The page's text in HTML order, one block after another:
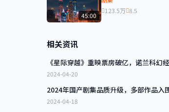
45:00
123.5万 8.5
相关资讯
《星际穿越》重映票房破亿，诺兰科幻
2024-04-20
2024年国产剧集品质升级，多部作品入
2024-04-18